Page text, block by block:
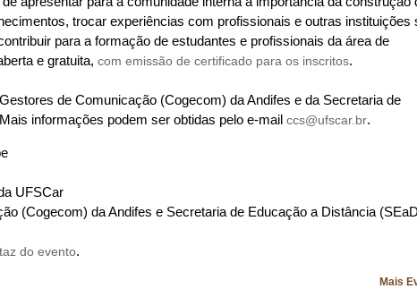
trocar experiências com profissionais e outras instituições
para a formação de estudantes e profissionais da área de
e gratuita, com emissão de certificado para os inscritos.
de Comunicação (Cogecom) da Andifes e da Secretaria de
informações podem ser obtidas pelo e-mail ccs@ufscar.br.
UFSCar
(Cogecom) da Andifes e Secretaria de Educação a Distância
do evento.
Mais